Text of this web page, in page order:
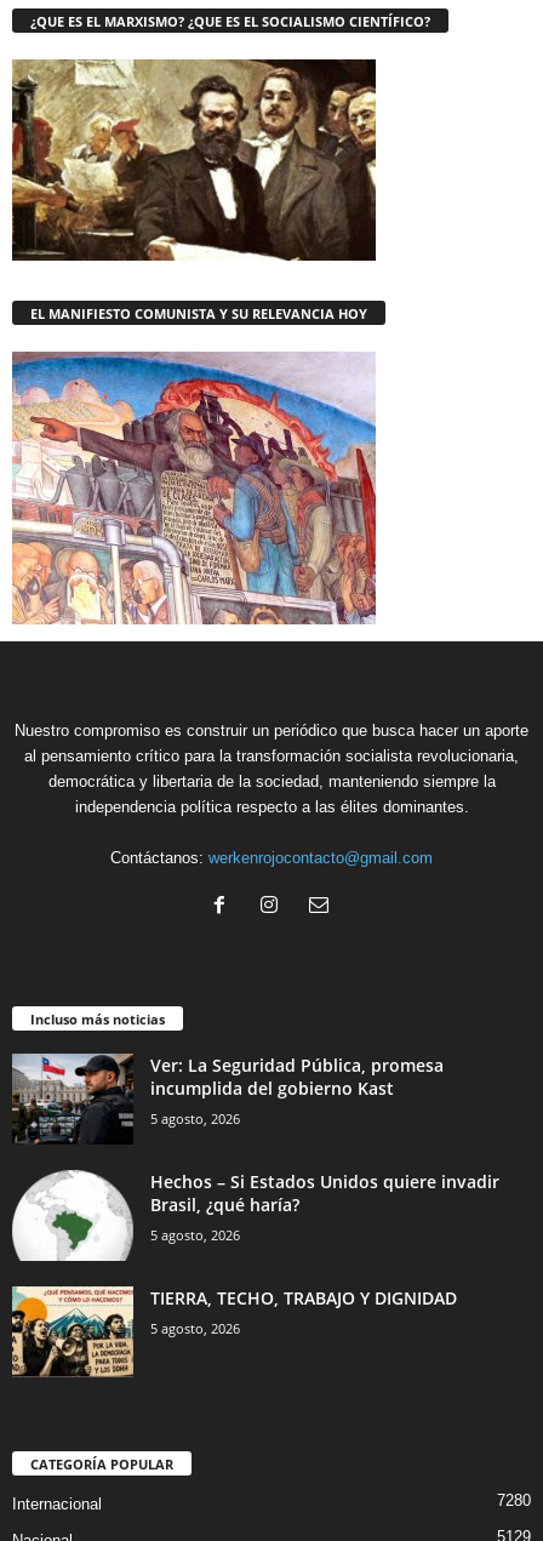
¿QUE ES EL MARXISMO? ¿QUE ES EL SOCIALISMO CIENTÍFICO?
EL MANIFIESTO COMUNISTA Y SU RELEVANCIA HOY
Nuestro compromiso es construir un periódico que busca hacer un aporte
al pensamiento crítico para la transformación socialista revolucionaria,
democrática y libertaria de la sociedad, manteniendo siempre la
independencia política respecto a las élites dominantes.
Contáctanos: werkenrojocontacto@gmail.com
Incluso más noticias
Ver: La Seguridad Pública, promesa
incumplida del gobierno Kast
5 agosto, 2026
Hechos – Si Estados Unidos quiere invadir
Brasil, ¿qué haría?
5 agosto, 2026
TIERRA, TECHO, TRABAJO Y DIGNIDAD
5 agosto, 2026
CATEGORÍA POPULAR
Internacional 7280
5129